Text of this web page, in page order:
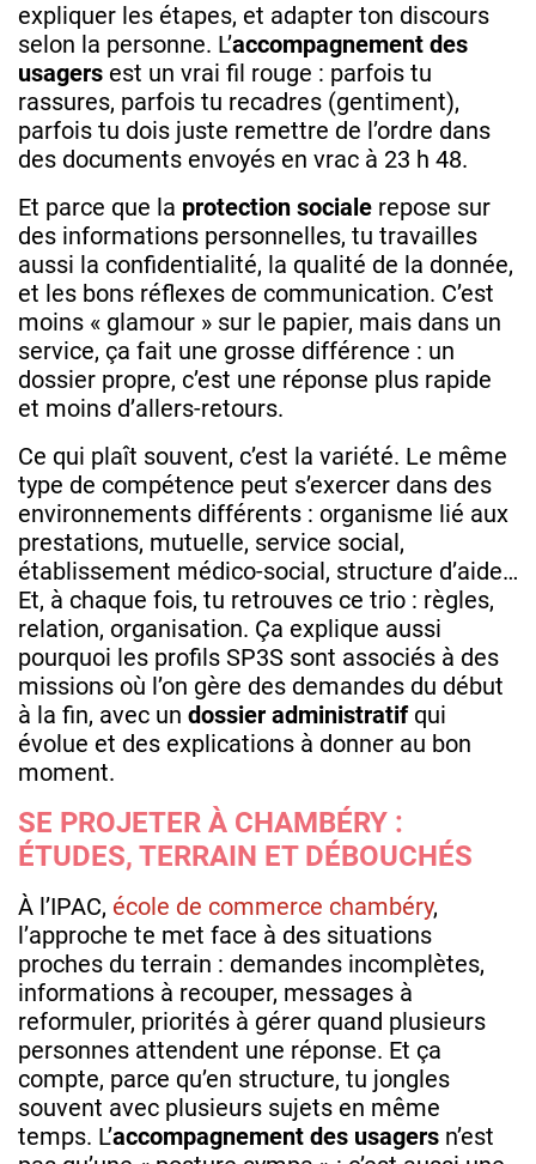
expliquer les étapes, et adapter ton discours
selon la personne. L’accompagnement des
usagers est un vrai fil rouge : parfois tu
rassures, parfois tu recadres (gentiment),
parfois tu dois juste remettre de l’ordre dans
des documents envoyés en vrac à 23 h 48.
Et parce que la protection sociale repose sur
des informations personnelles, tu travailles
aussi la confidentialité, la qualité de la donnée,
et les bons réflexes de communication. C’est
moins « glamour » sur le papier, mais dans un
service, ça fait une grosse différence : un
dossier propre, c’est une réponse plus rapide
et moins d’allers-retours.
Ce qui plaît souvent, c’est la variété. Le même
type de compétence peut s’exercer dans des
environnements différents : organisme lié aux
prestations, mutuelle, service social,
établissement médico-social, structure d’aide…
Et, à chaque fois, tu retrouves ce trio : règles,
relation, organisation. Ça explique aussi
pourquoi les profils SP3S sont associés à des
missions où l’on gère des demandes du début
à la fin, avec un dossier administratifqui
évolue et des explications à donner au bon
moment.
SE PROJETER À CHAMBÉRY :
ÉTUDES, TERRAIN ET DÉBOUCHÉS
À l’IPAC, école de commerce chambéry,
l’approche te met face à des situations
proches du terrain : demandes incomplètes,
informations à recouper, messages à
reformuler, priorités à gérer quand plusieurs
personnes attendent une réponse. Et ça
compte, parce qu’en structure, tu jongles
souvent avec plusieurs sujets en même
temps. L’accompagnement des usagers n’est